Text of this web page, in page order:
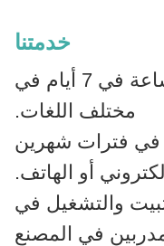
خدمتنا
1دعم خدمة البيع بعد 24 ساعة في 7 أيام في
مختلف اللغات.
في فترات شهرين
أو الهاتف.
والتشغيل في
في المصنع